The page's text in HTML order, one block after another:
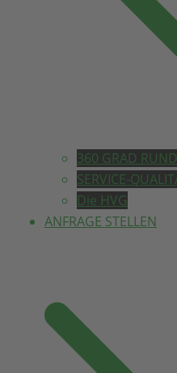
360 GRAD
SERVICE-
Die HVG
ANFRAGE STELLEN